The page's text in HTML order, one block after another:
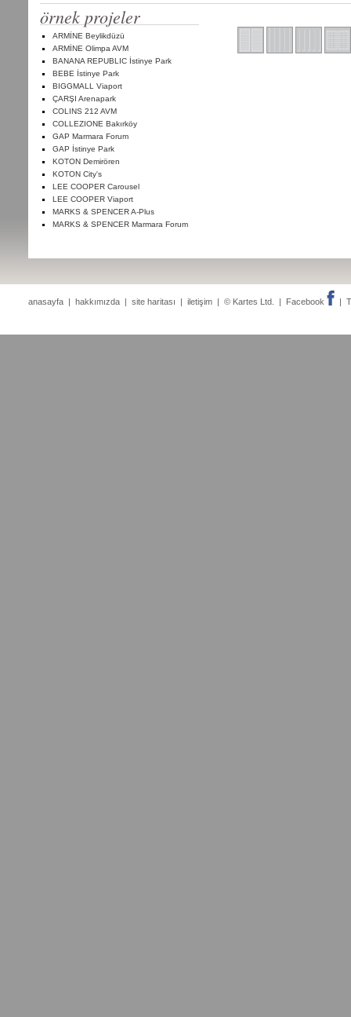
örnek projeler
ARMİNE Beylikdüzü
ARMİNE Olimpa AVM
BANANA REPUBLIC İstinye Park
BEBE İstinye Park
BIGGMALL Viaport
ÇARŞI Arenapark
COLINS 212 AVM
COLLEZIONE Bakırköy
GAP Marmara Forum
GAP İstinye Park
KOTON Demirören
KOTON City's
LEE COOPER Carousel
LEE COOPER Viaport
MARKS & SPENCER A-Plus
MARKS & SPENCER Marmara Forum
anasayfa | hakkımızda | site haritası | iletişim | © Kartes Ltd. | Facebook |